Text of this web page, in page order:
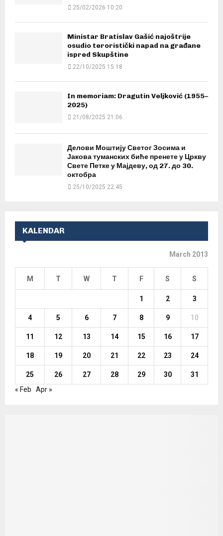
25/02/2026 10:20
Ministar Bratislav Gašić najoštrije
osudio teroristički napad na građane
ispred Skupštine
22/10/2025 15:18
In memoriam: Dragutin Veljković (1955–
2025)
21/08/2025 21:06
Делови Моштију Светог Зосима и
Јакова туманских биће пренете у Цркву
Свете Петке у Мајдеву, од 27. до 30.
октобра
25/10/2025 22:45
KALENDAR
March 2013
M T W T F S S
1 2 3
4 5 6 7 8 9 10
11 12 13 14 15 16 17
18 19 20 21 22 23 24
25 26 27 28 29 30
31
« Feb
Apr »